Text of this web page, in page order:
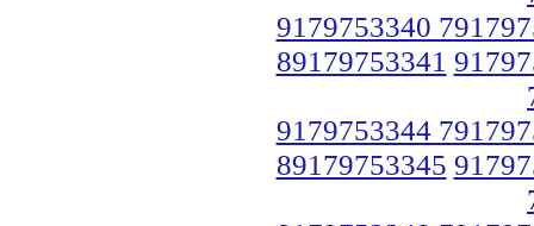
9179753340
89179753341
9179753344
89179753345